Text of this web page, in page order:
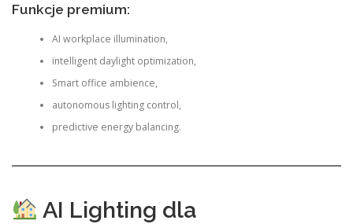
Funkcje premium:
AI workplace illumination,
intelligent daylight optimization,
Smart office ambience,
autonomous lighting control,
predictive energy balancing.
AI Lighting dla